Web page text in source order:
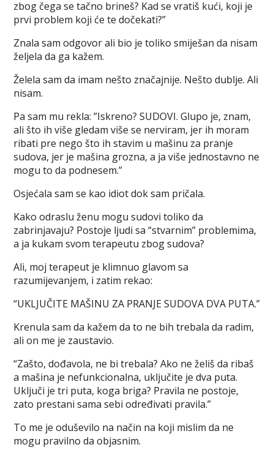
zbog čega se tačno brineš? Kad se vratiš kući, koji je
prvi problem koji će te dočekati?”
Znala sam odgovor ali bio je toliko smiješan da nisam
željela da ga kažem.
Želela sam da imam nešto značajnije. Nešto dublje. Ali
nisam.
Pa sam mu rekla: ”Iskreno? SUDOVI. Glupo je, znam,
ali što ih više gledam više se nerviram, jer ih moram
ribati pre nego što ih stavim u mašinu za pranje
sudova, jer je mašina grozna, a ja više jednostavno ne
mogu to da podnesem.”
Osjećala sam se kao idiot dok sam pričala.
Kako odraslu ženu mogu sudovi toliko da
zabrinjavaju? Postoje ljudi sa “stvarnim” problemima,
a ja kukam svom terapeutu zbog sudova?
Ali, moj terapeut je klimnuo glavom sa
razumijevanjem, i zatim rekao:
“UKLJUČITE MAŠINU ZA PRANJE SUDOVA DVA PUTA.”
Krenula sam da kažem da to ne bih trebala da radim,
ali on me je zaustavio.
“Zašto, dođavola, ne bi trebala? Ako ne želiš da ribaš
a mašina je nefunkcionalna, uključite je dva puta.
Uključi je tri puta, koga briga? Pravila ne postoje,
zato prestani sama sebi određivati pravila.”
To me je oduševilo na način na koji mislim da ne
mogu pravilno da objasnim.